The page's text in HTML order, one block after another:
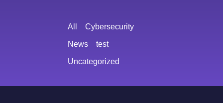
Cybersecurity
News test
Uncategorized
All